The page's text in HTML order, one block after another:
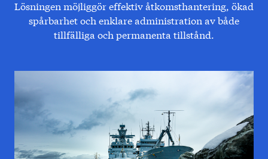
Lösningen möjliggör effektiv åtkomsthantering, ökad
spårbarhet och enklare administration av både
tillfälliga och permanenta tillstånd.